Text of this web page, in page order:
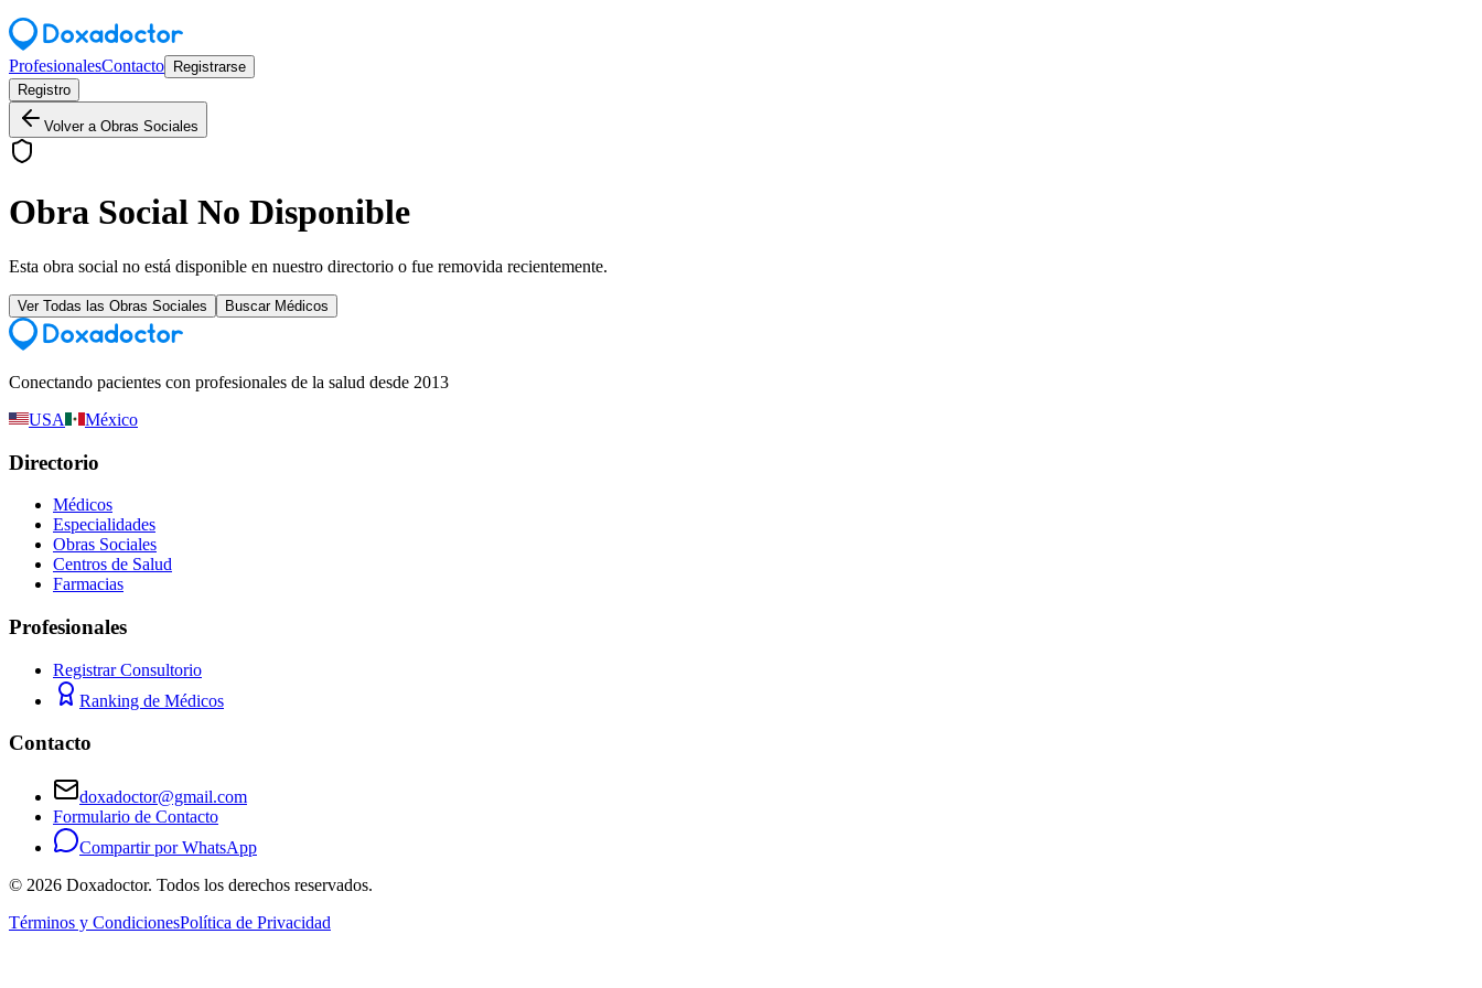
ProfesionalesContacto
Registrarse
Registro
Volver a Obras Sociales
Obra Social No Disponible
Esta obra social no está disponible en nuestro directorio o fue removida recientemente.
Ver Todas las Obras Sociales Buscar Médicos
Conectando pacientes con profesionales de la salud desde 2013
USA
México
Directorio
Médicos
Especialidades
Obras Sociales
Centros de Salud
Farmacias
Profesionales
Registrar Consultorio
Ranking de Médicos
Contacto
doxadoctor@gmail.com
Formulario de Contacto
Compartir por WhatsApp
© 2026 Doxadoctor. Todos los derechos reservados.
Términos y CondicionesPolítica de Privacidad